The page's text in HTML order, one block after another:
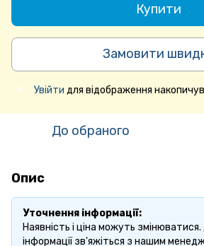
Купити
Замовити
% Увійти для відображення
До обраного
Опис
Уточнення інформації:
Наявність і ціна можуть
інформації зв'яжіться з нашим